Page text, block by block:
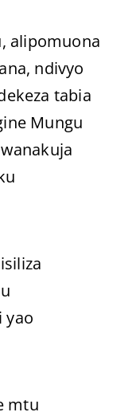
alipomuona
ndivyo
tabia
Mungu
yao
mtu